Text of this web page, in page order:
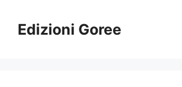
contenuto
Edizioni Goree